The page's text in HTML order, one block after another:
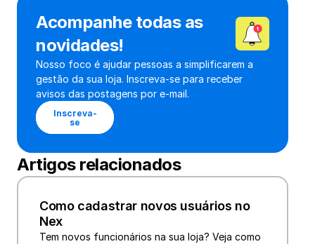
Acompanhe todas as
novidades!
Nosso foco é ajudar pessoas a simplificarem a
gestão da sua loja. Inscreva-se para receber
avisos das postagens por e-mail.
Inscreva-
se
Artigos relacionados
Como cadastrar novos usuários no
Nex
Tem novos funcionários na sua loja? Veja como